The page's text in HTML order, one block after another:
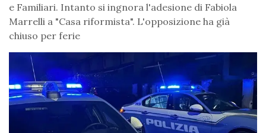
e Familiari. Intanto si ingnora l'adesione di Fabiola
Marrelli a "Casa riformista". L'opposizione ha già
chiuso per ferie